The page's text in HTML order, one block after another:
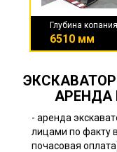
Глубина
6510 мм
АРЕНДА
- аренда
лицами по факту
почасовая